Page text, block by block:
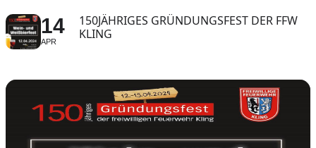
14
APR
150JÄHRIGES GRÜNDUNGSFEST DER FFW
KLING